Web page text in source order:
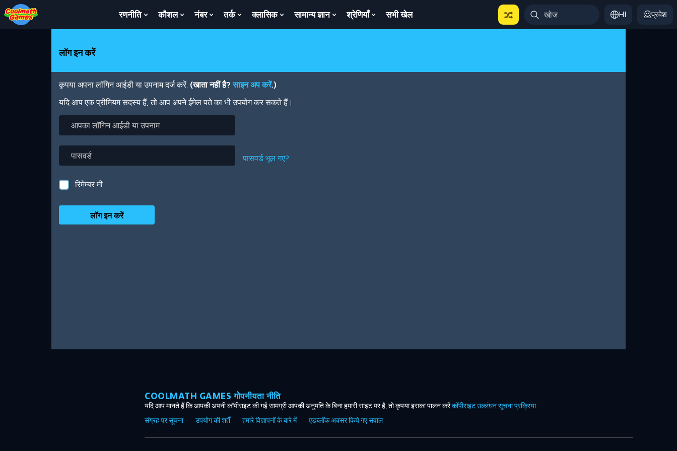
Skip
to
Top
Skip
to
Navigation
Skip
to
Main
Skip
to
Footer
Skip
to
main
रणनीति
Show
Submenu
कौशल
Show
Submenu
नंबर
Show
Submenu
तर्क
Show
Submenu
क्लासिक
Show
Submenu
सामान्य ज्ञान
Show
Submenu
श्रेणियाँ
Show
Submenu
सभी खेल HI प्रवेश
लॉग इन करें
कृपया अपना लॉगिन आईडी या उपनाम दर्ज करें. (खाता नहीं है?साइन अप करें.)
यदि आप एक प्रीमियम सदस्य हैं, तो आप अपने ईमेल पते का भी उपयोग कर सकते हैं।
लॉगिन
या
उपनाम
पासवर्ड भूल गए?
रिमेम्बर मी
COOLMATH GAMES गोपनीयता नीति
यदि आप मानते हैं कि आपकी अपनी कॉपीराइट की गई सामग्री आपकी अनुमति के बिना हमारी साइट पर है, तो कृपया इसका पालन करेंकॉपीराइट उल्लंघन सूचना प्रक्रिया.
संग्रह पर सूचना
उपयोग की शर्तें हमारे विज्ञापनों के बारे में एडब्लॉक अक्सर किये गए सवाल